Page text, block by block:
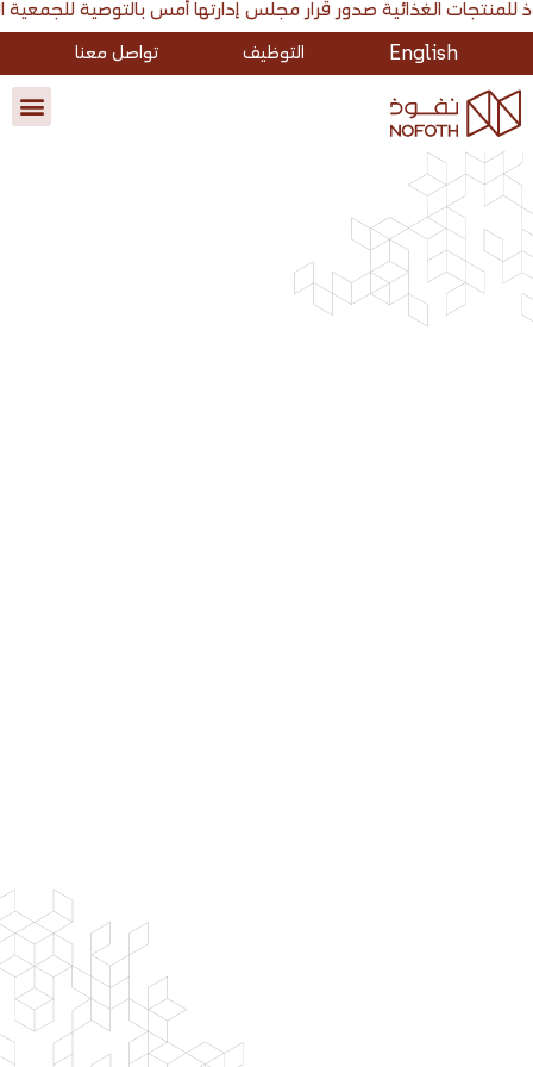
أمس بالتوصية للجمعية العامة غير العادية بشراء أسهمها بغرض الاحتفاظ بها كأسهم خزينة بحد أقصى 2.4 مليون سهم. أعلنت شركة نفوذ للمنتجات الغذائية صدور قرار مجلس إدارتها أمس بالتوصية للجمعية العامة غير
English التوظيف تواصل معنا